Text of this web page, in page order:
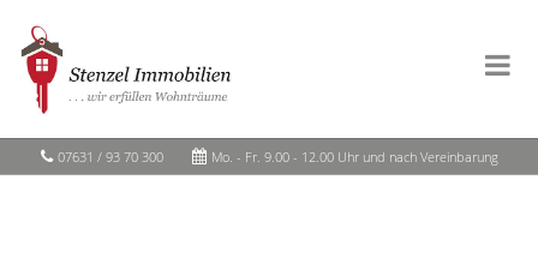
07631 / 93 70 300 Mo. - Fr. 9.00 - 12.00 Uhr und nach Vereinbarung